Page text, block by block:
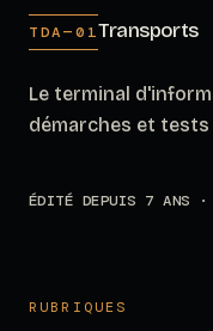
TDA—01Transports
Le terminal
démarches et
ÉDITÉ DEPUIS 7 ANS ·
RUBRIQUES